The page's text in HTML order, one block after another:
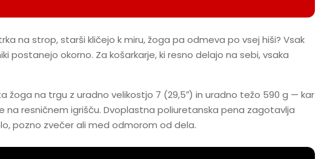
na strop, starši kličejo k miru, žoga pa odmeva po vsej hiši? Vsak
okorno. Za košarkarje, ki resno delajo na sebi, vsaka
žoga na trgu z uradno velikostjo 7 (29,5″) in uradno težo 590 g — kar
resničnem igrišču. Dvoplastna poliuretanska pena zagotavlja
pozno zvečer ali med odmorom od dela.